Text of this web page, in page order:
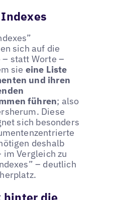
sich auf die
– statt Worte –
sie eine Liste
und ihren
führen; also
Diese
sich besonders
deshalb
im Vergleich zu
– deutlich